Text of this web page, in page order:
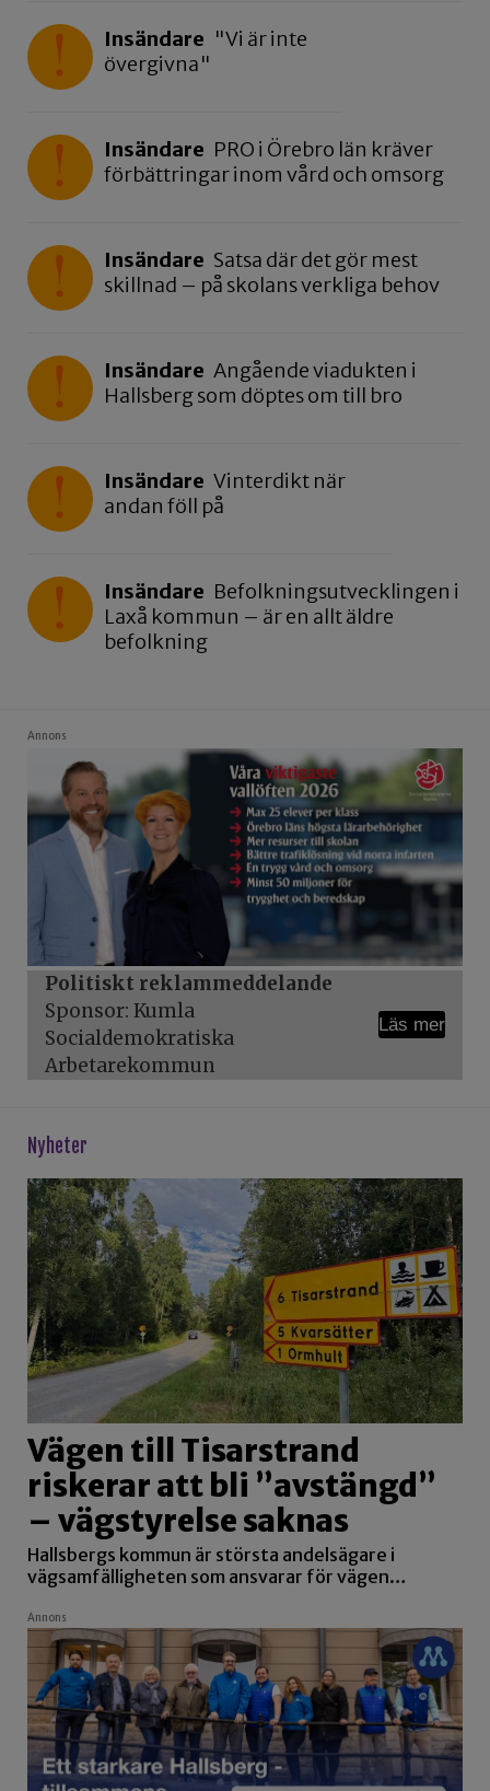
Insändare "Vi är inte
övergivna"
Insändare PRO i Örebro län kräver
förbättringar inom vård och omsorg
Insändare Satsa där det gör mest
skillnad – på skolans verkliga behov
Insändare Angående viadukten i
Hallsberg som döptes om till bro
Insändare Vinterdikt när
andan föll på
Insändare Befolkningsutvecklingen i
Laxå kommun – är en allt äldre
befolkning
Annons
Politiskt reklammeddelande
Sponsor: Kumla
Socialdemokratiska
Arbetarekommun
Läs mer
Nyheter
Vägen till Tisarstrand
riskerar att bli ”avstängd”
– vägstyrelse saknas
Hallsbergs kommun är största andelsägare i
vägsamfälligheten som ansvarar för vägen…
Annons